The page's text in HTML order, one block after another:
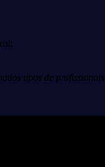
tipos de